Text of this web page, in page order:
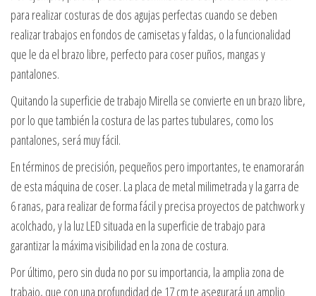
para realizar costuras de dos agujas perfectas cuando se deben
realizar trabajos en fondos de camisetas y faldas, o la funcionalidad
que le da el brazo libre, perfecto para coser puños, mangas y
pantalones.
Quitando la superficie de trabajo Mirella se convierte en un brazo libre,
por lo que también la costura de las partes tubulares, como los
pantalones, será muy fácil.
En términos de precisión, pequeños pero importantes, te enamorarán
de esta máquina de coser. La placa de metal milimetrada y la garra de
6 ranas, para realizar de forma fácil y precisa proyectos de patchwork y
acolchado, y la luz LED situada en la superficie de trabajo para
garantizar la máxima visibilidad en la zona de costura.
Por último, pero sin duda no por su importancia, la amplia zona de
trabajo, que con una profundidad de 17 cm te asegurará un amplio